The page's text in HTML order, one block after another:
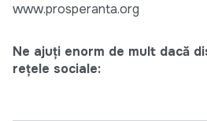
www.prosperanta.org
Ne ajuți enorm de mult dacă
rețele sociale: